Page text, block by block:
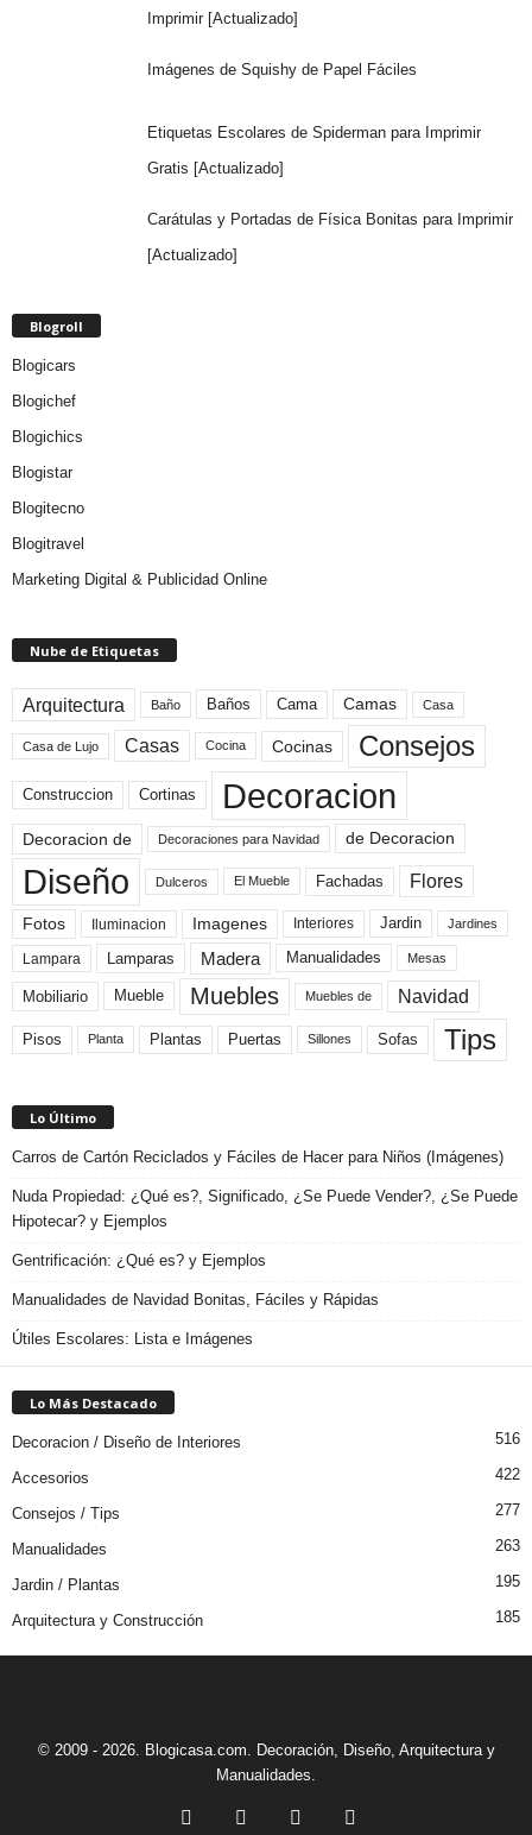
Imprimir [Actualizado]
Imágenes de Squishy de Papel Fáciles
Etiquetas Escolares de Spiderman para Imprimir
Gratis [Actualizado]
Carátulas y Portadas de Física Bonitas para Imprimir
[Actualizado]
Blogroll
Blogicars
Blogichef
Blogichics
Blogistar
Blogitecno
Blogitravel
Marketing Digital & Publicidad Online
Nube de Etiquetas
Arquitectura Baño Baños Cama Camas Casa
Casa de Lujo Casas Cocina Cocinas Consejos
Construccion Cortinas Decoracion
Decoracion de Decoraciones para Navidad de Decoracion
Diseño Dulceros El Mueble Fachadas Flores
Fotos Iluminacion Imagenes Interiores Jardin Jardines
Lampara Lamparas Madera Manualidades Mesas
Mobiliario Mueble Muebles Muebles de Navidad
Pisos Planta Plantas Puertas Sillones Sofas Tips
Lo Último
Carros de Cartón Reciclados y Fáciles de Hacer para Niños (Imágenes)
Nuda Propiedad: ¿Qué es?, Significado, ¿Se Puede Vender?, ¿Se Puede
Hipotecar? y Ejemplos
Gentrificación: ¿Qué es? y Ejemplos
Manualidades de Navidad Bonitas, Fáciles y Rápidas
Útiles Escolares: Lista e Imágenes
Lo Más Destacado
Decoracion / Diseño de Interiores 516
Accesorios 422
Consejos / Tips 277
Manualidades 263
Jardin / Plantas 195
Arquitectura y Construcción 185
© 2009 - 2026. Blogicasa.com. Decoración, Diseño, Arquitectura y
Manualidades.